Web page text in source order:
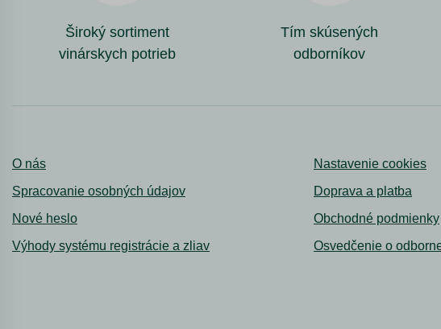
Široký sortiment
vinárskych potrieb
Tím skúsených
odborníkov
O nás
Spracovanie osobných údajov
Nové heslo
Výhody systému registrácie a zliav
Nastavenie cookies
Doprava a platba
Obchodné podmienky
Osvedčenie o